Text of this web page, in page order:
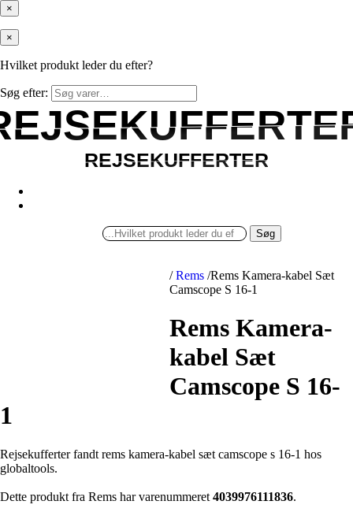
×
×
Hvilket produkt leder du efter?
Søg efter:
REJSEKUFFERTER
REJSEKUFFERTER
Søg
/ Rems /Rems Kamera-kabel Sæt
Camscope S 16-1
Rems Kamera-
kabel Sæt
Camscope S 16-
1
Rejsekufferter fandt rems kamera-kabel sæt camscope s 16-1 hos
globaltools.
Dette produkt fra Rems har varenummeret 4039976111836.